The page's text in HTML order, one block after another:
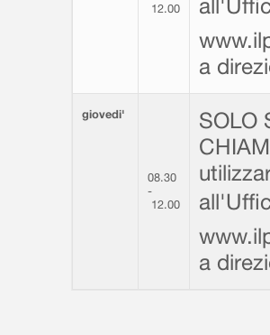
12.00
a
giovedi'
08.30
-
12.00
SOLO
a